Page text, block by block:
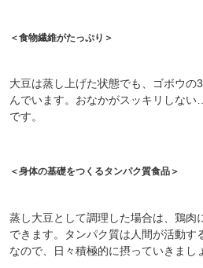
＜食物繊維がたっぷり＞
大豆は蒸し上げた状態でも、ゴボウの
んでいます。おなかがスッキリしな
です。
＜身体の基礎をつくるタンパク質食品＞
蒸し大豆として調理した場合は、鶏肉
できます。タンパク質は人間が活動す
なので、日々積極的に摂っていきまし